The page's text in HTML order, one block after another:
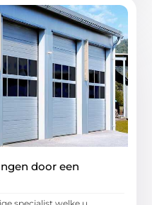
door een